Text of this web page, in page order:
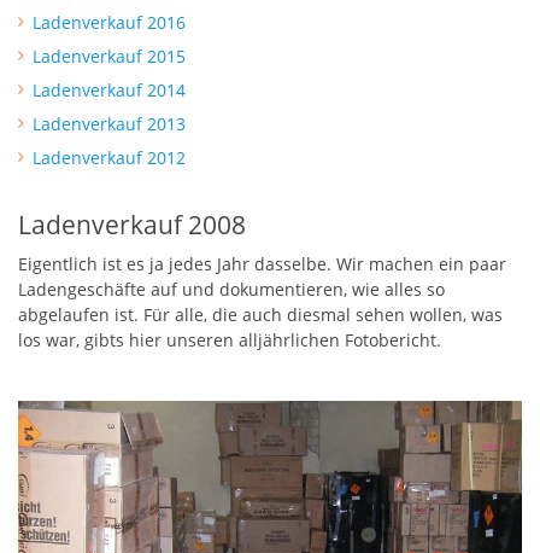
Ladenverkauf 2016
Ladenverkauf 2015
Ladenverkauf 2014
Ladenverkauf 2013
Ladenverkauf 2012
Ladenverkauf 2008
Eigentlich ist es ja jedes Jahr dasselbe. Wir machen ein paar
Ladengeschäfte auf und dokumentieren, wie alles so
abgelaufen ist. Für alle, die auch diesmal sehen wollen, was
los war, gibts hier unseren alljährlichen Fotobericht.